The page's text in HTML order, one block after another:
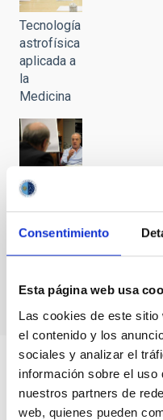
Consentimiento
Esta página web usa
Las cookies de este
el contenido y los
sociales y analizar el
información sobre el uso
nuestros partners de
web, quienes pueden
Tecnología
astrofísica
aplicada a
la
Medicina
aplicada a
la